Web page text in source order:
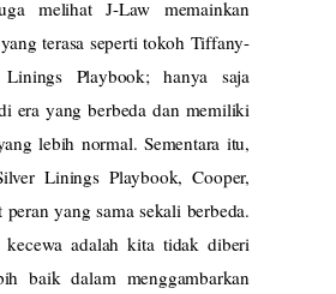
melihat J-Law memainkan
terasa seperti tokoh Tiffany-
Playbook; hanya saja
era yang berbeda dan memiliki
lebih normal. Sementara itu,
Linings Playbook, Cooper,
yang sama sekali berbeda.
kecewa adalah kita tidak diberi
baik dalam menggambarkan